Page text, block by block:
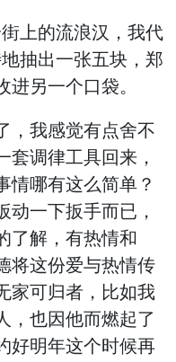
上的流浪汉，我代
抽出一张五块，郑
另一个口袋。
，我感觉有点舍不
套调律工具回来，
情哪有这么简单？
动一下扳手而已，
了解，有热情和
将这份爱与热情传
家可归者，比如我
，也因他而燃起了
好明年这个时候再